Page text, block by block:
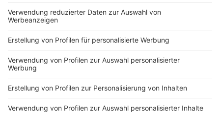
Du hast dir noch keine Artikel gemerkt
Markiere sie hierfür mit einem